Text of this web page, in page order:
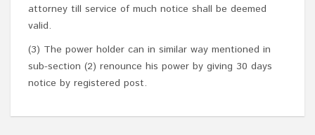
attorney till service of much notice shall be deemed
valid.
(3) The power holder can in similar way mentioned in
sub-section (2) renounce his power by giving 30 days
notice by registered post.